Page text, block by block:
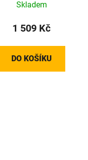
Skladem
1 509 Kč
DO KOŠÍKU